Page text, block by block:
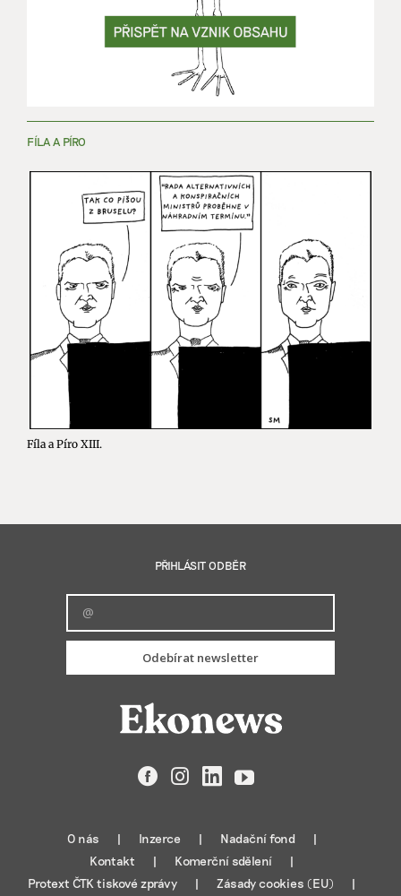
FÍLA A PÍRO
Fíla a Píro XIII.
PŘIHLÁSIT ODBĚR
Odebírat newsletter
FacebookInstagramLinkedIn
YouTube
O nás Inzerce
Nadační fond
Kontakt
Komerční sdělení
Protext ČTK tiskové zprávy
Zásady cookies (EU)